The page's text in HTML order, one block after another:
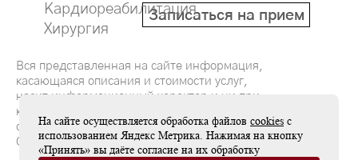
Записаться на прием
Кардиореабилитация
Хирургия
Вся представленная на сайте информация,
касающаяся описания и стоимости услуг,
носит информационный характер и ни при
каких условиях не является публичной
офертой, определяемой положениями
Статьи 437(2) Гражданского кодекса РФ
На сайте осуществляется обработка файлов cookies с
использованием Яндекс Метрика. Нажимая на кнопку
«Принять» вы даёте согласие на их обработку